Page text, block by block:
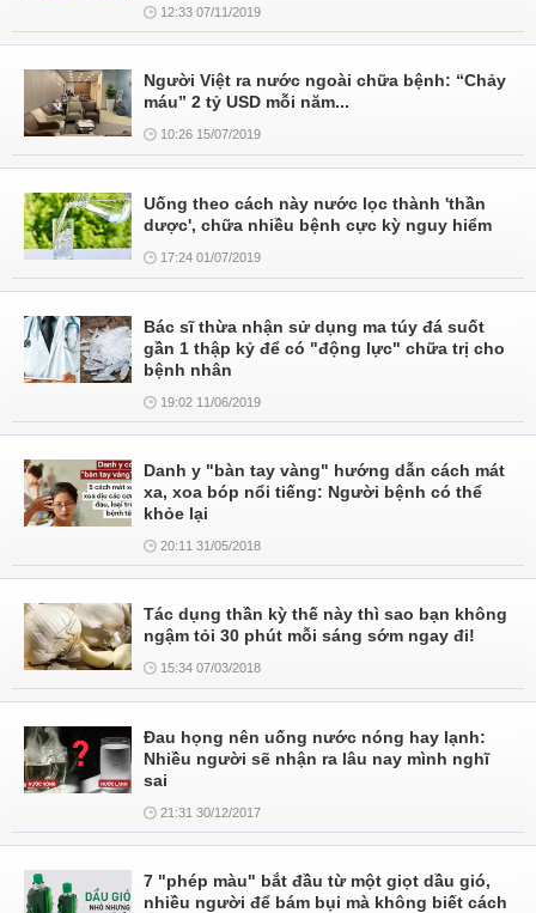
12:33 07/11/2019
Người Việt ra nước ngoài chữa bệnh: “Chảy
máu” 2 tỷ USD mỗi năm...
10:26 15/07/2019
Uống theo cách này nước lọc thành 'thần
dược', chữa nhiều bệnh cực kỳ nguy hiểm
17:24 01/07/2019
Bác sĩ thừa nhận sử dụng ma túy đá suốt
gần 1 thập kỷ để có "động lực" chữa trị cho
bệnh nhân
19:02 11/06/2019
Danh y "bàn tay vàng" hướng dẫn cách mát
xa, xoa bóp nổi tiếng: Người bệnh có thể
khỏe lại
20:11 31/05/2018
Tác dụng thần kỳ thế này thì sao bạn không
ngậm tỏi 30 phút mỗi sáng sớm ngay đi!
15:34 07/03/2018
Đau họng nên uống nước nóng hay lạnh:
Nhiều người sẽ nhận ra lâu nay mình nghĩ
sai
21:31 30/12/2017
7 "phép màu" bắt đầu từ một giọt dầu gió,
nhiều người để bám bụi mà không biết cách